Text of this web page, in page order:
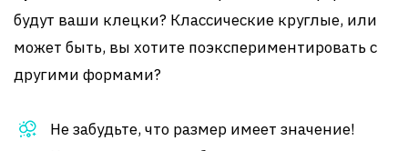
будут ваши клецки? Классические круглые, или
может быть, вы хотите поэкспериментировать с
другими формами?
Не забудьте, что размер имеет значение!